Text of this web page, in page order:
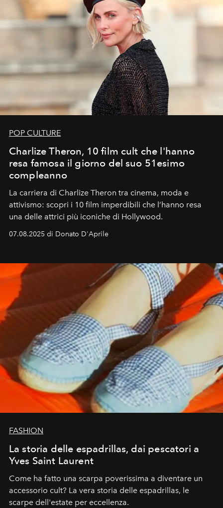
POP CULTURE
Charlize Theron, 10 film cult che l'hanno
resa famosa il giorno del suo 51esimo
compleanno
La carriera di Charlize Theron tra cinema, moda e
attivismo: scopri i 10 film imperdibili che l’hanno resa
una delle attrici più iconiche di Hollywood.
07.08.2025 di Donato D'Aprile
FASHION
La storia delle espadrillas, dai pescatori a
Yves Saint Laurent
Come ha fatto una scarpa poverissima a diventare un
accessorio cult? La vera storia delle espadrillas, le
scarpe dell'estate per eccellenza.